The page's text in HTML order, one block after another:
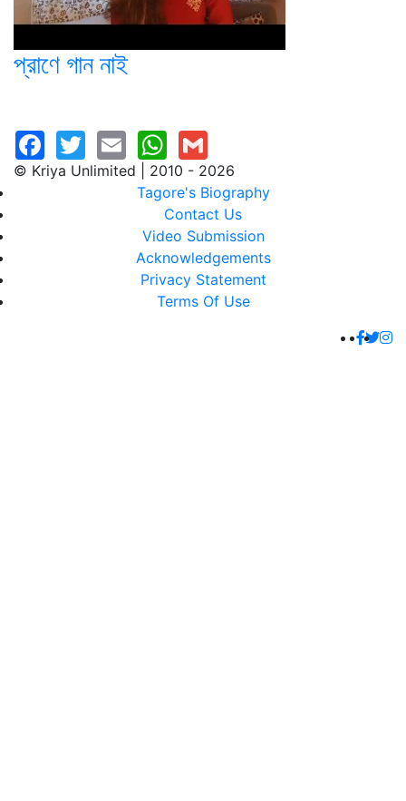
প্রাণে গান নাই
© Kriya Unlimited | 2010 - 2026
Tagore's Biography
Contact Us
Video Submission
Acknowledgements
Privacy Statement
Terms Of Use